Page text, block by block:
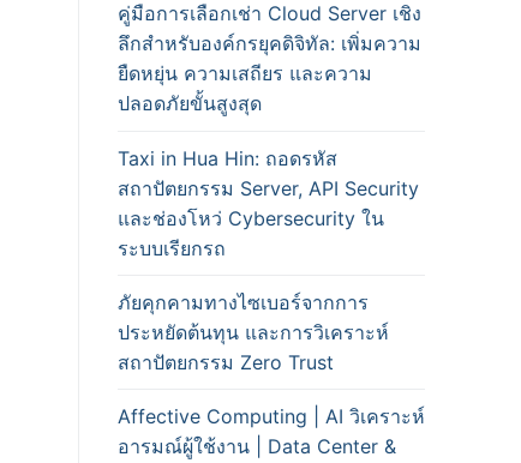
คู่มือการเลือกเช่า Cloud Server เชิง
ลึกสำหรับองค์กรยุคดิจิทัล: เพิ่มความ
ยืดหยุ่น ความเสถียร และความ
ปลอดภัยขั้นสูงสุด
Taxi in Hua Hin: ถอดรหัส
สถาปัตยกรรม Server, API Security
และช่องโหว่ Cybersecurity ใน
ระบบเรียกรถ
ภัยคุกคามทางไซเบอร์จากการ
ประหยัดต้นทุน และการวิเคราะห์
สถาปัตยกรรม Zero Trust
Affective Computing | AI วิเคราะห์
อารมณ์ผู้ใช้งาน | Data Center &